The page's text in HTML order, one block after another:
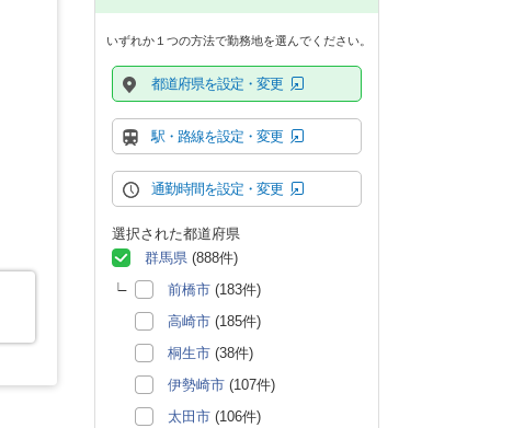
いずれか１つの方法で勤務地を選んでください。
都道府県を設定・変更
駅・路線を設定・変更
通勤時間を設定・変更
選択された都道府県
群馬県 (888件)
前橋市 (183件)
高崎市 (185件)
桐生市 (38件)
伊勢崎市 (107件)
太田市 (106件)